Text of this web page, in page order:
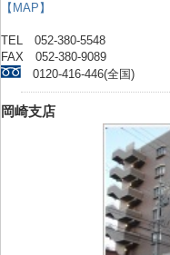
【MAP】
TEL 052-380-5548
FAX 052-380-9089
0120-416-446(全国)
岡崎支店